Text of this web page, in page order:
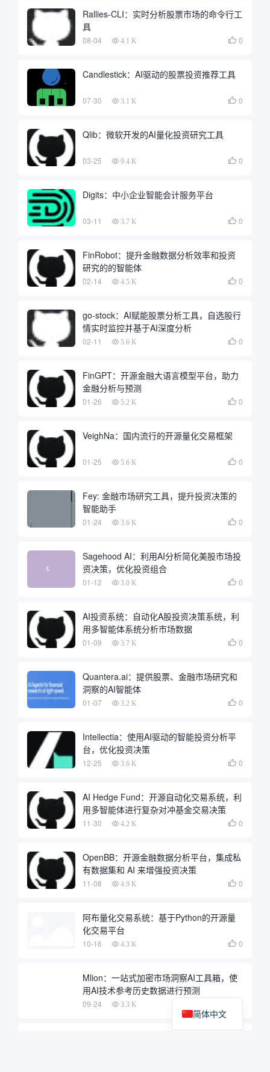
Rallies-CLI：实时分析股票市场的命令行工
具
08-04 4.1 K  0
Candlestick：AI驱动的股票投资推荐工具
07-30 3.1 K  0
Qlib：微软开发的AI量化投资研究工具
03-25 9.4 K  0
Digits：中小企业智能会计服务平台
03-11 3.7 K  0
FinRobot：提升金融数据分析效率和投资
研究的的智能体
02-14 4.5 K  0
go-stock：AI赋能股票分析工具，自选股行
情实时监控并基于AI深度分析
02-11 5.6 K  0
FinGPT：开源金融大语言模型平台，助力
金融分析与预测
01-26 5.2 K  0
VeighNa：国内流行的开源量化交易框架
01-25 5.6 K  0
Fey: 金融市场研究工具，提升投资决策的
智能助手
01-24 3.6 K  0
Sagehood AI：利用AI分析简化美股市场投
资决策，优化投资组合
01-12 3.0 K  0
AI投资系统：自动化A股投资决策系统，利
用多智能体系统分析市场数据
01-09 3.7 K  0
Quantera.ai：提供股票、金融市场研究和
洞察的AI智能体
01-07 3.2 K  0
Intellectia：使用AI驱动的智能投资分析平
台，优化投资决策
12-25 3.6 K  0
AI Hedge Fund：开源自动化交易系统，利
用多智能体进行复杂对冲基金交易决策
11-30 4.2 K  0
OpenBB：开源金融数据分析平台，集成私
有数据集和 AI 来增强投资决策
11-08 4.9 K  0
阿布量化交易系统：基于Python的开源量
化交易平台
10-16 4.3 K  0
Mlion：一站式加密市场洞察AI工具箱，使
用AI技术参考历史数据进行预测
09-24 3.3 K
简体中文